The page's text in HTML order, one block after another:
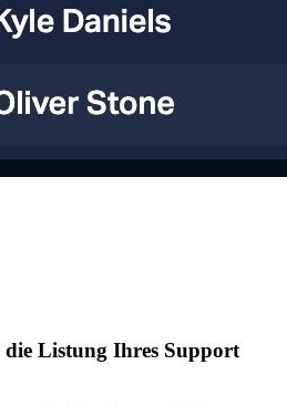
Listung Ihres Support